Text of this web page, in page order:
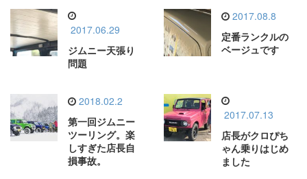
2017.06.29
ジムニー天張り
問題
2017.08.8
定番ランクルの
ベージュです
2018.02.2
第一回ジムニー
ツーリング。楽
しすぎた店長自
損事故。
2017.07.13
店長がクロぴち
ゃん乗りはじめ
ました